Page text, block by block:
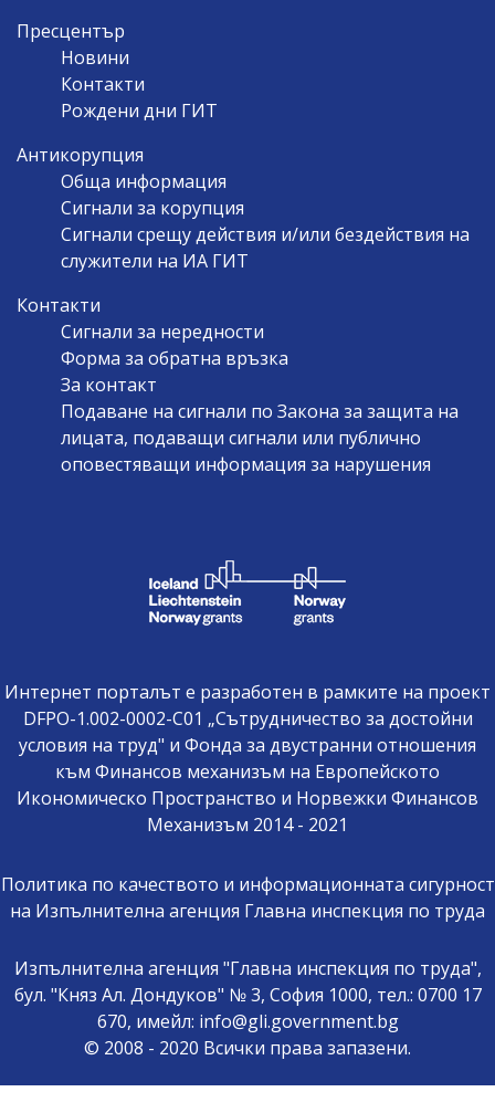
Пресцентър
Новини
Контакти
Рождени дни ГИТ
Антикорупция
Обща информация
Сигнали за корупция
Сигнали срещу действия и/или бездействия на
служители на ИА ГИТ
Контакти
Сигнали за нередности
Форма за обратна връзка
За контакт
Подаване на сигнали по Закона за защита на
лицата, подаващи сигнали или публично
оповестяващи информация за нарушения
Интернет порталът е разработен в рамките на проект
DFPO-1.002-0002-C01 „Сътрудничество за достойни
условия на труд" и Фонда за двустранни отношения
към Финансов механизъм на Европейското
Икономическо Пространство и Норвежки Финансов
Механизъм 2014 - 2021
Политика по качеството и информационната сигурност
на Изпълнителна агенция Главна инспекция по труда
Изпълнителна агенция "Главна инспекция по труда",
бул. "Княз Ал. Дондуков" № 3, София 1000, тел.: 0700 17
670, имейл: info@gli.government.bg
© 2008 - 2020 Всички права запазени.